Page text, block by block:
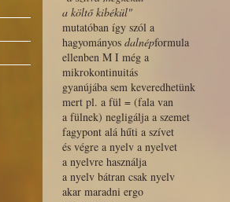
a költő kibékül"
mutatóban így szól a
hagyományos dalnépformula
ellenben M I még a
mikrokontinuitás
gyanújába sem keveredhetünk
mert pl. a fül = (fala van
a fülnek) negligálja a szemet
fagypont alá hűti a szívet
és végre a nyelv a nyelvet
a nyelvre használja
a nyelv bátran csak nyelv
akar maradni ergo